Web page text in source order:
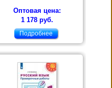
Оптовая цена:
1 178 руб.
Подробнее